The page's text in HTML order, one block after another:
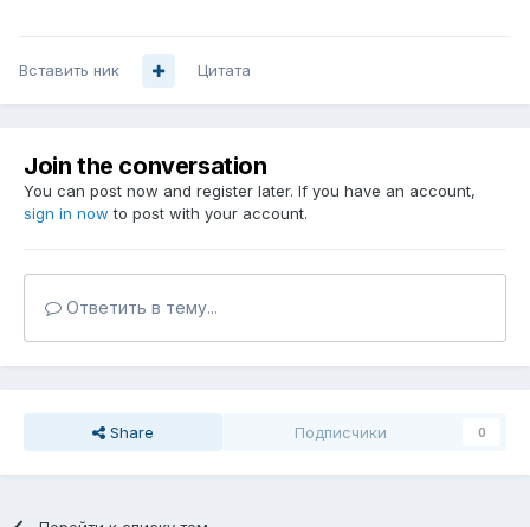
Вставить ник Цитата
Join the conversation
You can post now and register later. If you have an account,
sign in now to post with your account.
Ответить в тему...
Share Подписчики 0